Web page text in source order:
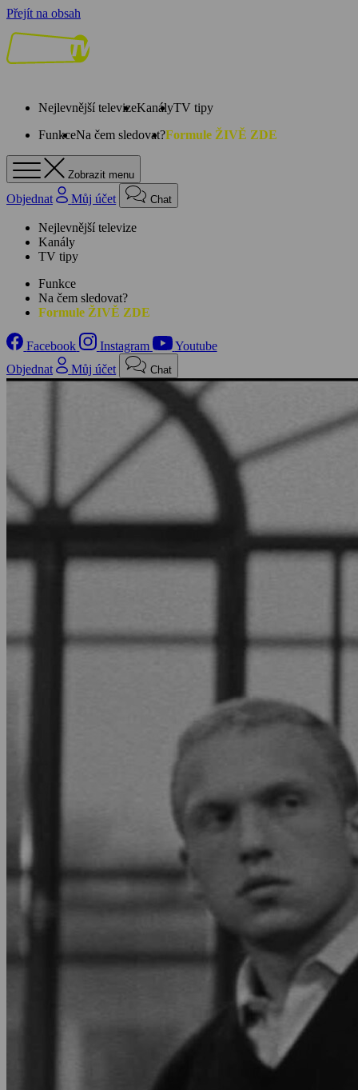
Přejít na obsah
Nejlevnější televizeKanályTV tipy
FunkceNa čem sledovat?Formule ŽIVĚ ZDE
Zobrazit menu
Objednat Můj účet Chat
Nejlevnější televize
Kanály
TV tipy
Funkce
Na čem sledovat?
Formule ŽIVĚ ZDE
Facebook Instagram
Youtube
Objednat
Můj účet Chat